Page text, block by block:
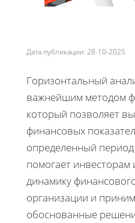
Дата публикации: 28-10-2025
Горизонтальный
важнейшим методом
который позволяет
финансовых
определенный
помогает инвесторам
динамику
организации и
обоснованные